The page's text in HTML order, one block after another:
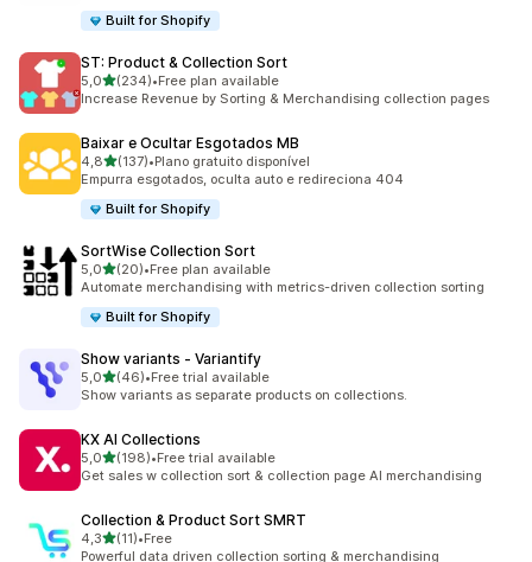
Built for Shopify
ST: Product & Collection Sort
5,0de 5 estrelas
(234)
234 total de avaliações
•Free plan available
Increase Revenue by Sorting & Merchandising collection pages
Baixar e Ocultar Esgotados MB
4,8de 5 estrelas
(137)
137 total de avaliações
•Plano gratuito disponível
Empurra esgotados, oculta auto e redireciona 404
Built for Shopify
SortWise Collection Sort
5,0de 5 estrelas
(20)
20 total de avaliações
•Free plan available
Automate merchandising with metrics-driven collection sorting
Built for Shopify
Show variants ‑ Variantify
5,0de 5 estrelas
(46)
46 total de avaliações
•Free trial available
Show variants as separate products on collections.
KX AI Collections
5,0de 5 estrelas
(198)
198 total de avaliações
•Free trial available
Get sales w collection sort & collection page AI merchandising
Collection & Product Sort SMRT
4,3de 5 estrelas
(11)
11 total de avaliações
•Free
Powerful data driven collection sorting & merchandising